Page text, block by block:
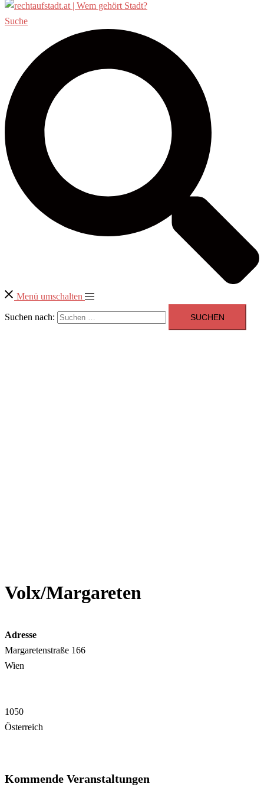
Suche
Menü umschalten
Suchen nach:
Volx/Margareten
Adresse
Margaretenstraße 166
Wien
1050
Österreich
Kommende Veranstaltungen